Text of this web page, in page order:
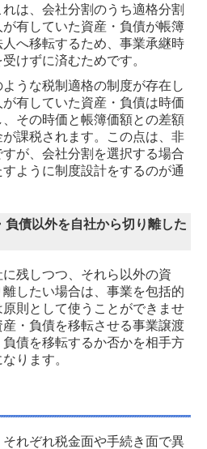
は、会社分割のうち適格分割
有していた資産・負債が帳簿
へ移転するため、事業承継時
けずに済むためです。
うな税制適格の制度が存在し
有していた資産・負債は時価
その時価と帳簿価額との差額
が課税されます。この点は、非
が、会社分割を選択する場合
ように制度設計をするのが通
債以外を自社から切り離した
残しつつ、それら以外の資
したい場合は、事業を包括的
則として使うことができませ
・負債を移転させる事業譲渡
債を移転するか否かを相手方
ります。
れぞれ税金面や手続き面で異